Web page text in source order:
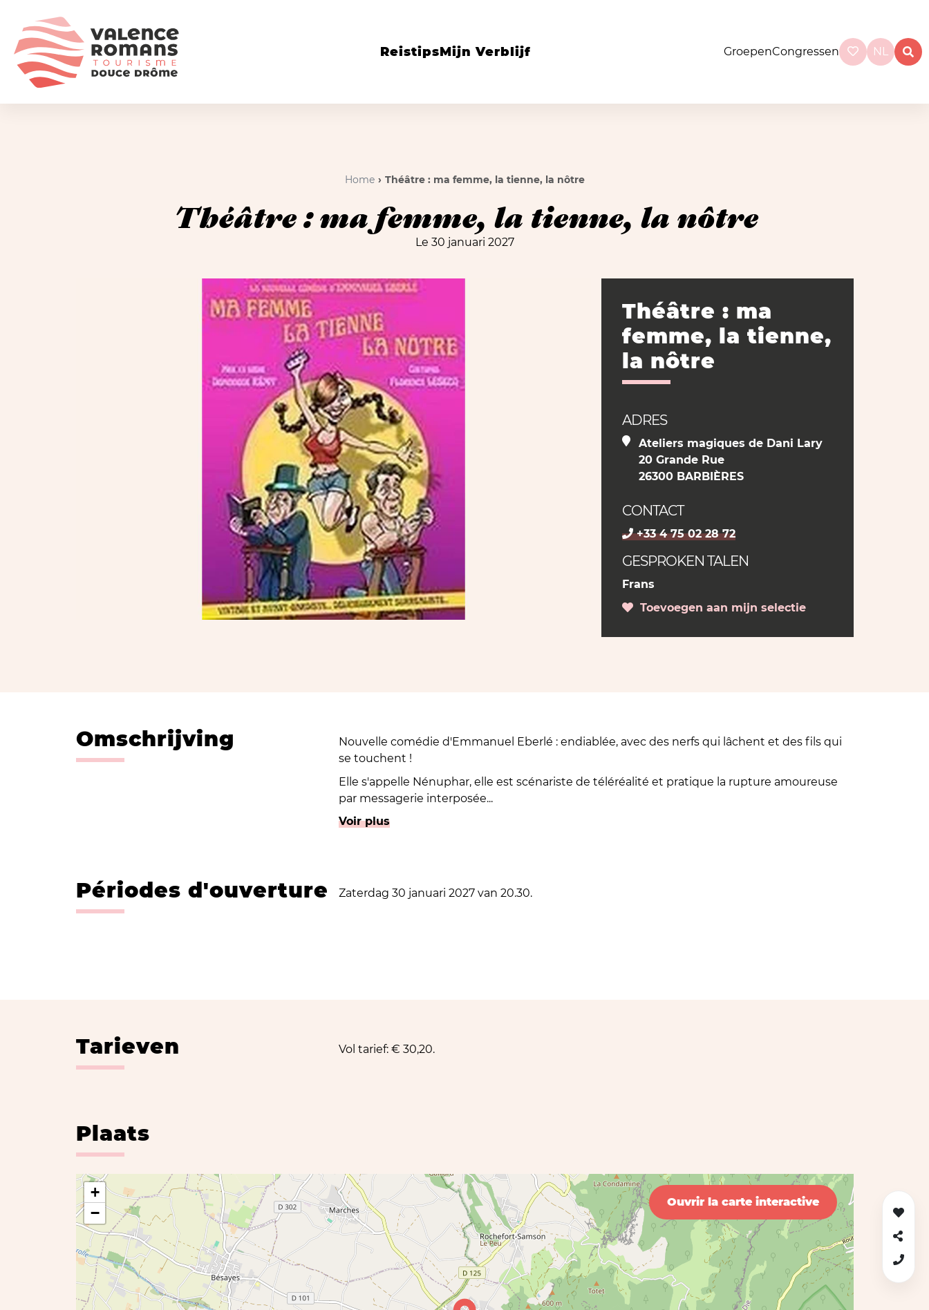
ReistipsMijn Verblijf GroepenCongressen NL
Home Théâtre : ma femme, la tienne, la nôtre
Théâtre : ma femme, la tienne, la nôtre
Le 30 januari 2027
Théâtre : ma
femme, la tienne,
la nôtre
ADRES
Ateliers magiques de Dani Lary
20 Grande Rue
26300 BARBIÈRES
CONTACT
+33 4 75 02 28 72
GESPROKEN TALEN
Frans
Toevoegen aan mijn selectie
Omschrijving
Nouvelle comédie d'Emmanuel Eberlé : endiablée, avec des nerfs qui lâchent et des fils qui
se touchent !
Elle s'appelle Nénuphar, elle est scénariste de téléréalité et pratique la rupture amoureuse
par messagerie interposée...
Il s'appelle Clampin, il est psychiatre en milieu carcéral et reçoit un message qui ne lui était
pas destiné...
Ce n'est que le début !
Voir plus
Périodes d'ouverture Zaterdag 30 januari 2027 van 20.30.
Tarieven Vol tarief: € 30,20.
Plaats
Ouvrir la carte interactive
+
−